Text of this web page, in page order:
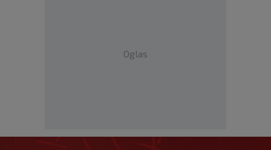
Oglas